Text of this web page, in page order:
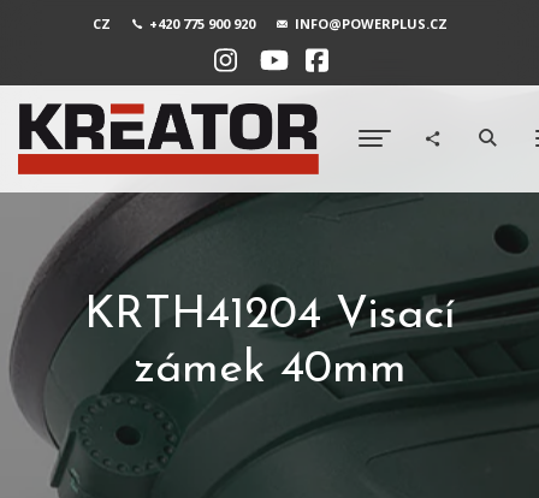
CZ +420 775 900 920 INFO@POWERPLUS.CZ
KRTH41204 Visací
zámek 40mm